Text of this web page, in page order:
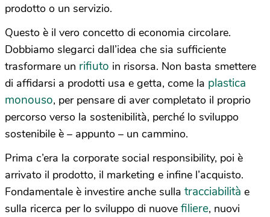
prodotto o un servizio.
Questo è il vero concetto di economia circolare.
Dobbiamo slegarci dall’idea che sia sufficiente
trasformare un rifiuto in risorsa. Non basta smettere
di affidarsi a prodotti usa e getta, come la plastica
monouso, per pensare di aver completato il proprio
percorso verso la sostenibilità, perché lo sviluppo
sostenibile è – appunto – un cammino.
Prima c’era la corporate social responsibility, poi è
arrivato il prodotto, il marketing e infine l’acquisto.
Fondamentale è investire anche sulla tracciabilità e
sulla ricerca per lo sviluppo di nuove filiere, nuovi